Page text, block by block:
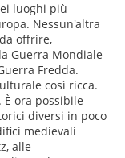
luoghi più
Nessun'altra
offrire,
Guerra Mondiale
Fredda.
così ricca.
ora possibile
diversi in poco
medievali
alle